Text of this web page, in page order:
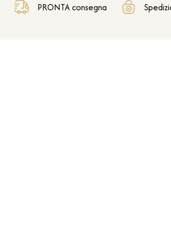
PRONTA consegna